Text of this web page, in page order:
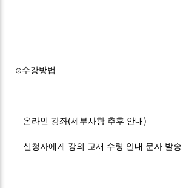
⊙수강방법
- 온라인 강좌(세부사항 추후 안내)
- 신청자에게 강의 교재 수령 안내 문자 발송